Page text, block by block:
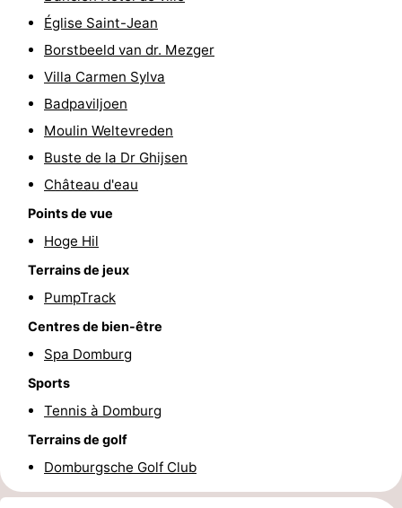
Randonnée
Équitation
Manèges
Terrains
Peche
l'anneau
Boire
manger
Événements
Pratiques
Forum
Route
Église Saint-Jean
Borstbeeld van dr. Mezger
Villa Carmen Sylva
Badpaviljoen
Moulin Weltevreden
Buste de la Dr Ghijsen
Château d'eau
Points de vue
Hoge Hil
Terrains de jeux
PumpTrack
Centres de bien-être
Spa Domburg
Sports
Tennis à Domburg
Terrains de golf
Domburgsche Golf Club